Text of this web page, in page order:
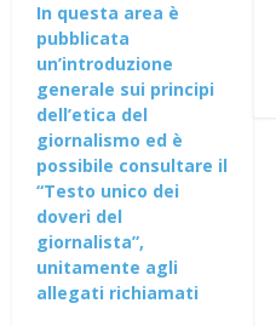
In questa area è
pubblicata
un’introduzione
generale sui principi
dell’etica del
giornalismo ed è
possibile consultare il
“Testo unico dei
doveri del
giornalista”,
unitamente agli
allegati richiamati